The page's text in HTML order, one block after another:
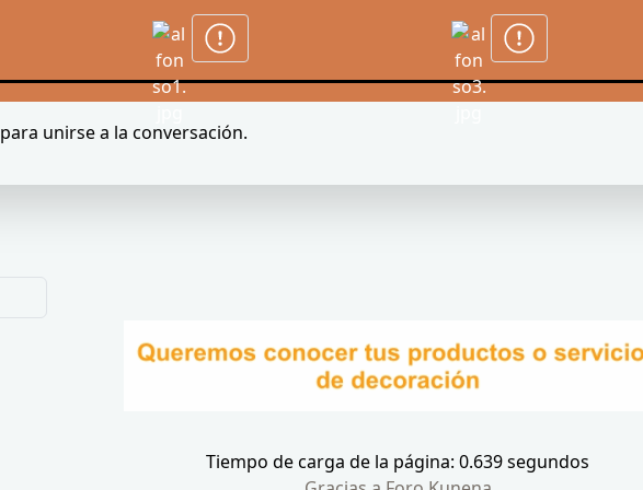
para unirse a la conversación.
Tiempo de carga de la página: 0.639 segundos